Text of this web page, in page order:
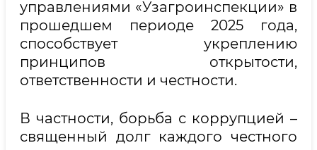
управлениями «Узагроинспекции» в
прошедшем периоде 2025 года,
способствует укреплению
принципов открытости,
ответственности и честности.
В частности, борьба с коррупцией –
священный долг каждого честного